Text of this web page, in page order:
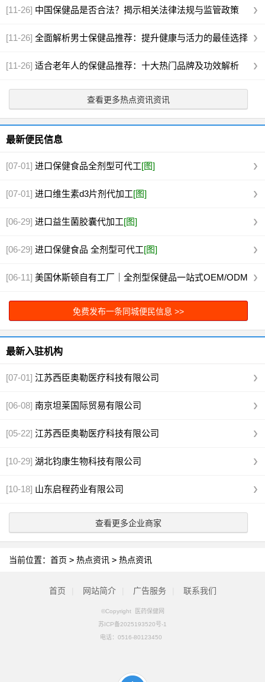
[11-26] 中国保健品是否合法？揭示相关法律法规与监管政策
[11-26] 全面解析男士保健品推荐：提升健康与活力的最佳选择
[11-26] 适合老年人的保健品推荐：十大热门品牌及功效解析
查看更多热点资讯资讯
最新便民信息
[07-01] 进口保健食品全剂型可代工[图]
[07-01] 进口维生素d3片剂代加工[图]
[06-29] 进口益生菌胶囊代加工[图]
[06-29] 进口保健食品 全剂型可代工[图]
[06-11] 美国休斯顿自有工厂｜全剂型保健品一站式OEM/ODM
代工[图]
免费发布一条同城便民信息 >>
最新入驻机构
[07-01] 江苏西臣奥勒医疗科技有限公司
[06-08] 南京坦莱国际贸易有限公司
[05-22] 江苏西臣奥勒医疗科技有限公司
[10-29] 湖北钧康生物科技有限公司
[10-18] 山东启程药业有限公司
查看更多企业商家
当前位置： 首页 > 热点资讯 > 热点资讯
首页 网站简介 广告服务 联系我们
©Copyright 医药保健网
苏ICP备2025193520号-1
电话： 0516-80123450